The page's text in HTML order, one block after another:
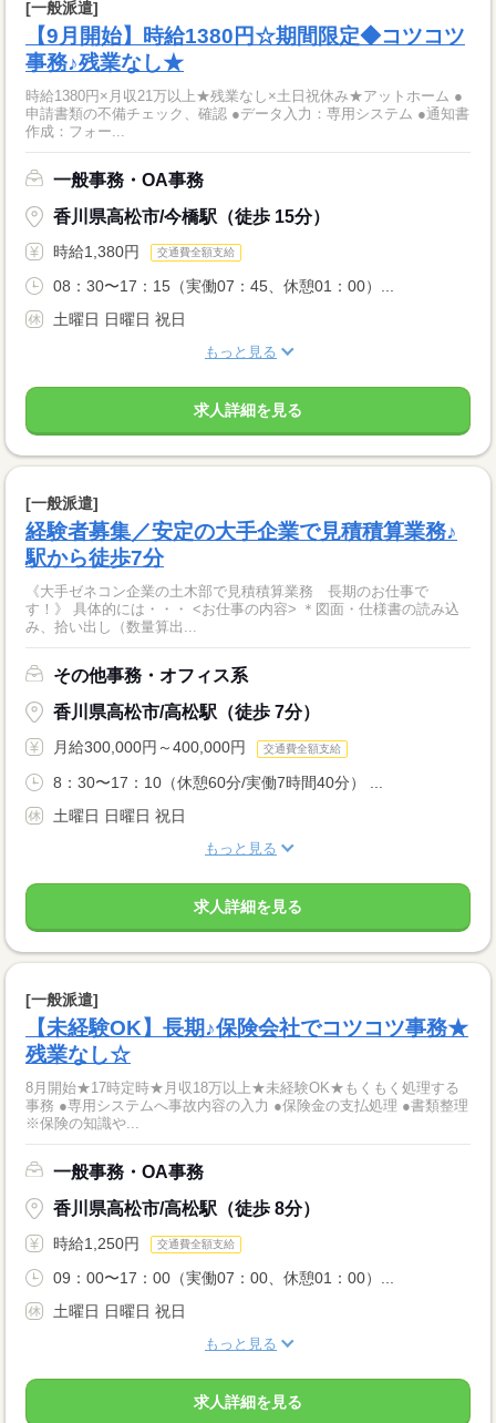
[一般派遣]
【9月開始】時給1380円☆期間限定◆コツコツ
事務♪残業なし★
時給1380円×月収21万以上★残業なし×土日祝休み★アットホーム ●
申請書類の不備チェック、確認 ●データ入力：専用システム ●通知書
作成：フォー...
一般事務・OA事務
香川県高松市/今橋駅（徒歩 15分）
時給1,380円 交通費全額支給
08：30〜17：15（実働07：45、休憩01：00）...
土曜日 日曜日 祝日
もっと見る
求人詳細を見る
[一般派遣]
経験者募集／安定の大手企業で見積積算業務♪
駅から徒歩7分
《大手ゼネコン企業の土木部で見積積算業務 長期のお仕事で
す！》 具体的には・・・ <お仕事の内容> ＊図面・仕様書の読み込
み、拾い出し（数量算出...
その他事務・オフィス系
香川県高松市/高松駅（徒歩 7分）
月給300,000円～400,000円 交通費全額支給
8：30〜17：10（休憩60分/実働7時間40分） ...
土曜日 日曜日 祝日
もっと見る
求人詳細を見る
[一般派遣]
【未経験OK】長期♪保険会社でコツコツ事務★
残業なし☆
8月開始★17時定時★月収18万以上★未経験OK★もくもく処理する
事務 ●専用システムへ事故内容の入力 ●保険金の支払処理 ●書類整理
※保険の知識や...
一般事務・OA事務
香川県高松市/高松駅（徒歩 8分）
時給1,250円 交通費全額支給
09：00〜17：00（実働07：00、休憩01：00）...
土曜日 日曜日 祝日
もっと見る
求人詳細を見る